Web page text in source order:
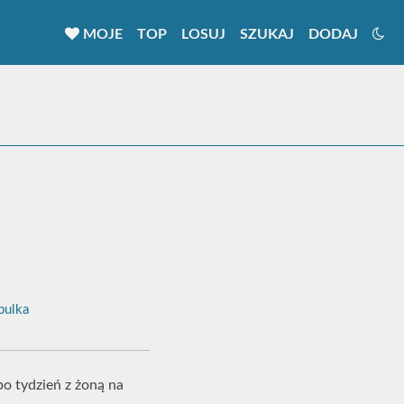
MOJE TOP LOSUJ SZUKAJ DODAJ
tydzień z żoną na